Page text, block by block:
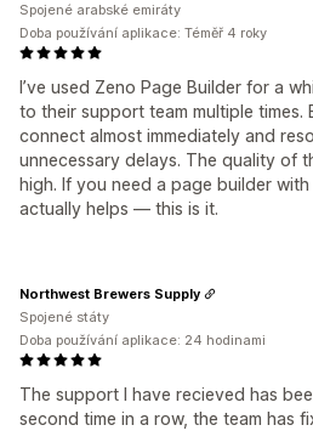
I’ve used Zeno Page Builder for a
to their support team multiple times.
connect almost immediately and
unnecessary delays. The quality of
high. If you need a page builder
actually helps — this is it.
Spojené arabské emiráty
Doba používání aplikace: Téměř 4 roky
The support I have recieved has
second time in a row, the team has
Northwest Brewers Supply
Spojené státy
Doba používání aplikace: 24 hodinami